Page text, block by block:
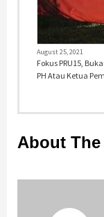
August 25, 2021
Fokus PRU15,
PH Atau Ketua
About